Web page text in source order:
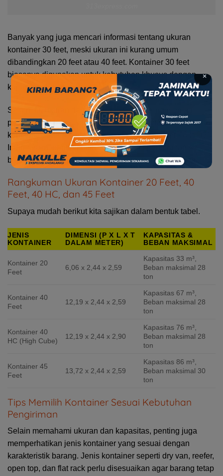
Banyak yang juga mencari informasi tentang ukuran
kontainer 30 feet, meski ukuran ini kurang umum
dibandingkan 20 feet atau 40 feet. Kontainer 30 feet
biasanya digunakan untuk kebutuhan khusus dengan
kapasitas di antara 20 dan 40 feet.
Selain itu, ukuran dan kapasitas berat sering menjadi
pertanyaan utama, seperti “berapa berat maksimal muatan
kontainer 20 feet?” atau “berapa tinggi kontainer 40 feet?”.
Informasi ini penting untuk memastikan pengiriman
berjalan lancar tanpa melewati batas yang ditetapkan.
Rangkuman Ukuran Kontainer 20 Feet, 40
Feet, 40 HC, dan 45 Feet
Supaya mudah berikut kita sajikan dalam bentuk tabel.
JENIS
KONTAINER
DIMENSI (P X L X T
DALAM METER)
KAPASITAS &
BEBAN MAKSIMAL
Kontainer 20
Feet
6,06 x 2,44 x 2,59
Kapasitas 33 m³,
Beban maksimal 28
ton
Kontainer 40
Feet
12,19 x 2,44 x 2,59
Kapasitas 67 m³,
Beban maksimal 28
ton
Kontainer 40
HC (High Cube)
12,19 x 2,44 x 2,90
Kapasitas 76 m³,
Beban maksimal 28
ton
Kontainer 45
Feet
13,72 x 2,44 x 2,59
Kapasitas 86 m³,
Beban maksimal 30
ton
Tips Memilih Kontainer Sesuai Kebutuhan
Pengiriman
Selain memahami ukuran dan kapasitas, penting juga
memperhatikan jenis kontainer yang sesuai dengan
karakteristik barang. Jenis kontainer seperti dry van, reefer,
open top, dan flat rack perlu disesuaikan agar barang tetap
×